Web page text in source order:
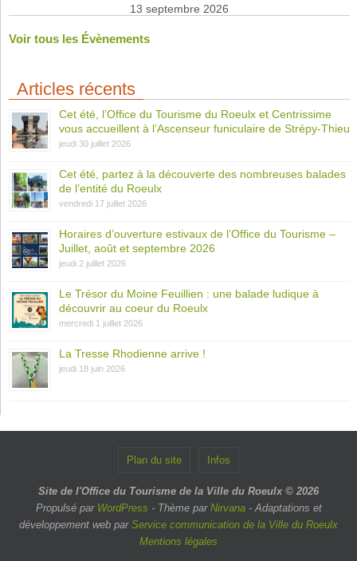
13 septembre 2026
Voir tous les Évènements
Articles récents
Cet été, l’Office du Tourisme du Roeulx et Centrissime
vous accueillent à l’Ascenseur funiculaire de Strépy-Thieu
jeudi 30 juillet 2026
Cet été, partez à la découverte des nombreuses balades
de l’entité du Roeulx
vendredi 17 juillet 2026
Horaires d’ouverture estivaux de l’Office du Tourisme –
Juillet, août et septembre 2026
jeudi 2 juillet 2026
Le Trésor du Moine Feuillien : une balade ludique à
découvrir au coeur du Roeulx
mercredi 1 juillet 2026
La Tresse Rhodienne arrive !
jeudi 18 juin 2026
Plan du site Infos
Site de l'Office du Tourisme de la Ville du Roeulx © 2026
Propulsé par WordPress - Thème par Nirvana- Adaptations et
développement web par Service communication de la Ville du Roeulx
Mentions légales